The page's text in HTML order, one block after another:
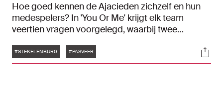
Hoe goed kennen de Ajacieden zichzelf en hun
medespelers? In 'You Or Me' krijgt elk team
veertien vragen voorgelegd, waarbij twee
toch hun teamgenoot? Als de spelers hetzelfde
bordje omhoog houden, levert dat een punt op.
Tags
#STEKELENBURG #PASVEER